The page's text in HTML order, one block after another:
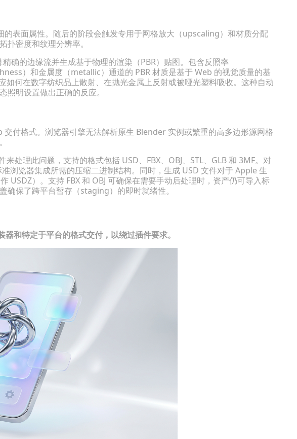
表面属性。随后的阶段会触发专用于网格放大（upscaling）和材质分配
扑密度和纹理分辨率。
确的边缘流并生成基于物理的渲染（PBR）贴图。包含反照率
）和金属度（metallic）通道的 PBR 材质是基于 Web 的视觉质量的基
如何在数字纺织品上散射、在抛光金属上反射或被哑光塑料吸收。这种自动
照明设置做出正确的反应。
付格式。浏览器引擎无法解析原生 Blender 实例或繁重的高多边形源网格
处理此问题，支持的格式包括 USD、FBX、OBJ、STL、GLB 和 3MF。对
浏览器集成所需的压缩二进制结构。同时，生成 USD 文件对于 Apple 生
USDZ）。支持 FBX 和 OBJ 可确保在需要手动后处理时，资产仍可导入标
确保了跨平台暂存（staging）的即时就绪性。
和特定于平台的格式交付，以绕过插件要求。